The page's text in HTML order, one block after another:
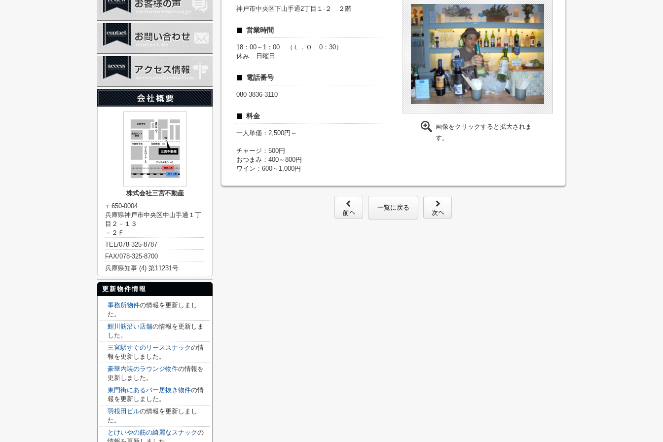
神戸市中央区下山手通2丁目１‐２ ２階
営業時間
18：00～1：00 （Ｌ．Ｏ 0：30）
休み 日曜日
電話番号
080-3836-3110
料金
一人単価：2,500円～
チャージ：500円
おつまみ：400～800円
ワイン：600～1,000円
画像をクリックすると拡大されま
す。
一覧に戻る
株式会社三宮不動産
〒650-0004
兵庫県神戸市中央区中山手通１丁
目２－１３
－２Ｆ
TEL/078-325-8787
FAX/078-325-8700
兵庫県知事 (4) 第11231号
更新物件情報
事務所物件の情報を更新しまし
た。
鯉川筋沿い店舗の情報を更新しま
した。
三宮駅すぐのリーススナックの情
報を更新しました。
豪華内装のラウンジ物件の情報を
更新しました。
東門街にあるバー居抜き物件の情
報を更新しました。
羽根田ビルの情報を更新しまし
た。
とけいやの筋の綺麗なスナックの